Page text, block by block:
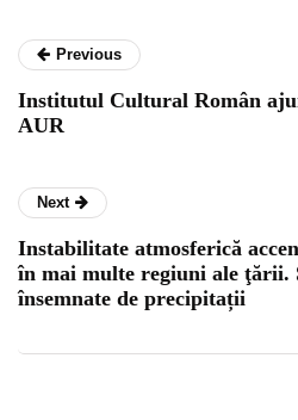
Previous
Institutul Cultural Român
AUR
Next
Instabilitate atmosferică
în mai multe regiuni ale ţării.
însemnate de precipitații